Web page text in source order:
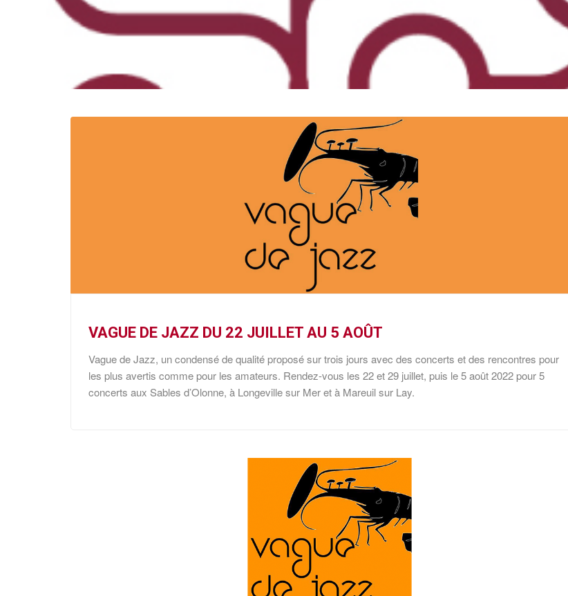
VAGUE DE JAZZ DU 22 JUILLET AU 5 AOÛT
Vague de Jazz, un condensé de qualité proposé sur trois jours avec des concerts et des rencontres pour
les plus avertis comme pour les amateurs. Rendez-vous les 22 et 29 juillet, puis le 5 août 2022 pour 5
concerts aux Sables d’Olonne, à Longeville sur Mer et à Mareuil sur Lay.